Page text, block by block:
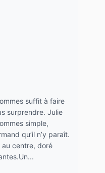
suffit à faire
surprendre. Julie
simple,
qu’il n’y paraît.
centre, doré